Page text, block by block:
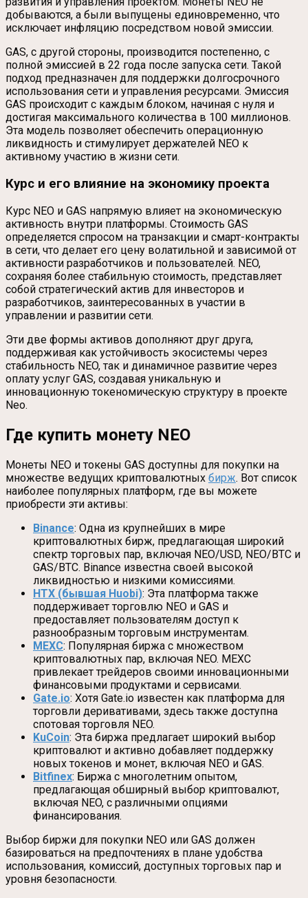
добываются, а были выпущены единовременно, что
исключает инфляцию посредством новой эмиссии.
GAS, с другой стороны, производится постепенно, с
полной эмиссией в 22 года после запуска сети. Такой
подход предназначен для поддержки долгосрочного
использования сети и управления ресурсами. Эмиссия
GAS происходит с каждым блоком, начиная с нуля и
достигая максимального количества в 100 миллионов.
Эта модель позволяет обеспечить операционную
ликвидность и стимулирует держателей NEO к
активному участию в жизни сети.
Курс и его влияние на экономику проекта
Курс NEO и GAS напрямую влияет на экономическую
активность внутри платформы. Стоимость GAS
определяется спросом на транзакции и смарт-контракты
в сети, что делает его цену волатильной и зависимой от
активности разработчиков и пользователей. NEO,
сохраняя более стабильную стоимость, представляет
собой стратегический актив для инвесторов и
разработчиков, заинтересованных в участии в
управлении и развитии сети.
Эти две формы активов дополняют друг друга,
поддерживая как устойчивость экосистемы через
стабильность NEO, так и динамичное развитие через
оплату услуг GAS, создавая уникальную и
инновационную токеномическую структуру в проекте
Neo.
Где купить монету NEO
Монеты NEO и токены GAS доступны для покупки на
множестве ведущих криптовалютных бирж. Вот список
наиболее популярных платформ, где вы можете
приобрести эти активы:
Binance: Одна из крупнейших в мире
криптовалютных бирж, предлагающая широкий
спектр торговых пар, включая NEO/USD, NEO/BTC и
GAS/BTC. Binance известна своей высокой
ликвидностью и низкими комиссиями.
HTX (бывшая Huobi): Эта платформа также
поддерживает торговлю NEO и GAS и
предоставляет пользователям доступ к
разнообразным торговым инструментам.
MEXC: Популярная биржа с множеством
криптовалютных пар, включая NEO. MEXC
привлекает трейдеров своими инновационными
финансовыми продуктами и сервисами.
Gate.io: Хотя Gate.io известен как платформа для
торговли деривативами, здесь также доступна
спотовая торговля NEO.
KuCoin: Эта биржа предлагает широкий выбор
криптовалют и активно добавляет поддержку
новых токенов и монет, включая NEO и GAS.
Bitfinex: Биржа с многолетним опытом,
предлагающая обширный выбор криптовалют,
включая NEO, с различными опциями
финансирования.
Выбор биржи для покупки NEO или GAS должен
базироваться на предпочтениях в плане удобства
использования, комиссий, доступных торговых пар и
уровня безопасности.